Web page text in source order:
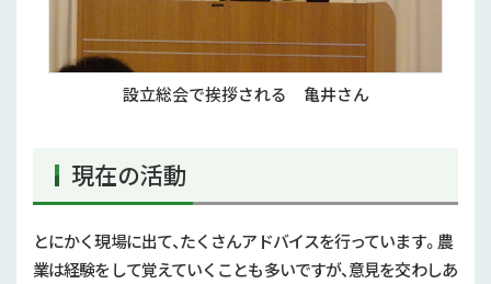
設立総会で挨拶される 亀井さん
現在の活動
とにかく現場に出て、たくさんアドバイスを行っています。農
業は経験をして覚えていくことも多いですが、意見を交わしあ